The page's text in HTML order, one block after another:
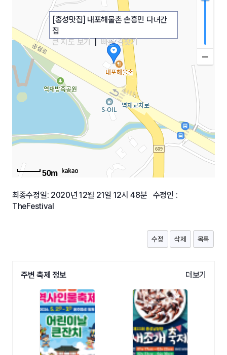
[홍성맛집] 내포해물촌 손흥민 다녀간
집
큰 지도 보기
빠른 길찾기
50m
최종수정일: 2020년 12월 21일 12시 48분 수정인 :
TheFestival
수정 삭제 목록
주변 축제 정보 더보기